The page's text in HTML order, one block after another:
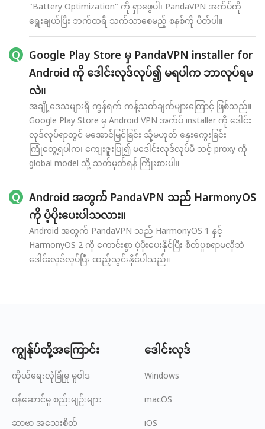
"Battery Optimization" ကို ရှာဖွေပါ၊ PandaVPN အက်ပ်ကို
ရွေးချယ်ပြီး ဘက်ထရီ သက်သာစေမည့် စနစ်ကို ပိတ်ပါ။
Google Play Store မှ PandaVPN installer for
Android ကို ဒေါင်းလုဒ်လုပ်၍ မရပါက ဘာလုပ်ရမ
လဲ။
အချို့ဒေသများရှိ ကွန်ရက် ကန့်သတ်ချက်များကြောင့် ဖြစ်သည်။
Google Play Store မှ Android VPN အက်ပ် installer ကို ဒေါင်း
လုဒ်လုပ်ရာတွင် မအောင်မြင်ခြင်း သို့မဟုတ် နှေးကွေးခြင်း
ကြုံတွေ့ရပါက၊ ကျေးဇူးပြု၍ မဒေါင်းလုဒ်လုပ်မီ သင့် proxy ကို
global model သို့ သတ်မှတ်ရန် ကြိုးစားပါ။
Android အတွက် PandaVPN သည် HarmonyOS
ကို ပံ့ပိုးပေးပါသလား။
Android အတွက် PandaVPN သည် HarmonyOS 1 နှင့်
HarmonyOS 2 ကို ကောင်းစွာ ပံ့ပိုးပေးနိုင်ပြီး စိတ်ပူစရာမလိုဘဲ
ဒေါင်းလုဒ်လုပ်ပြီး ထည့်သွင်းနိုင်ပါသည်။
ကျွန်ုပ်တို့အကြောင်း
ကိုယ်ရေးလုံခြုံမှု မူဝါဒ
ဝန်ဆောင်မှု စည်းမျဉ်းများ
ဆာဗာ အသေးစိတ်
ဒေါင်းလုဒ်
Windows
macOS
iOS